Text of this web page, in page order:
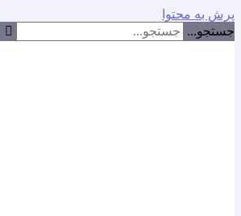
پرش به محتوا
جستجو...